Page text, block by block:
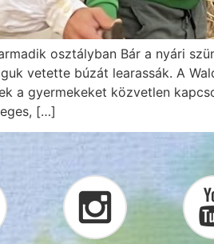
osztályban Bár a nyári
vetette búzát learassák. A
a gyermekeket közvetlen
[…]